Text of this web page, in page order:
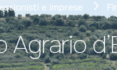
e Imprese
Agrario